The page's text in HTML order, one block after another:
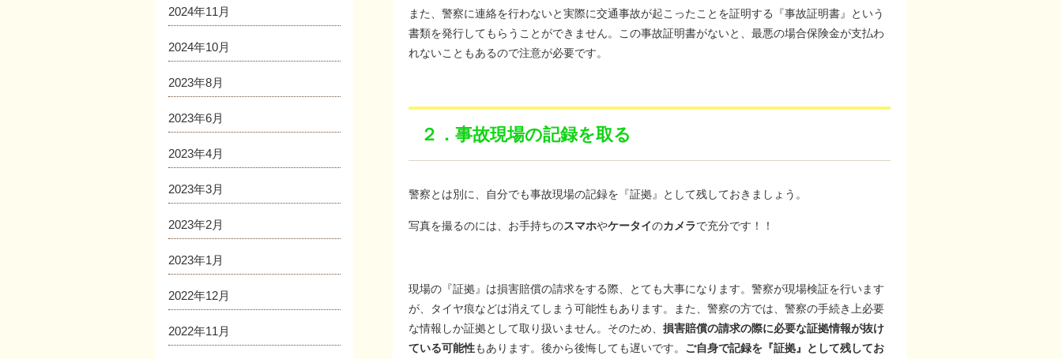
また、警察に連絡を行わないと実際に交通事故が起こったことを証明する『事故証明書』という
書類を発行してもらうことができません。この事故証明書がないと、最悪の場合保険金が支払わ
れないこともあるので注意が必要です。
２．事故現場の記録を取る
警察とは別に、自分でも事故現場の記録を『証拠』として残しておきましょう。
写真を撮るのには、お手持ちのスマホやケータイのカメラで充分です！！
現場の『証拠』は損害賠償の請求をする際、とても大事になります。警察が現場検証を行います
が、タイヤ痕などは消えてしまう可能性もあります。また、警察の方では、警察の手続き上必要
な情報しか証拠として取り扱いません。そのため、 損害賠償の請求の際に必要な証拠情報が抜け
ている可能性もあります。後から後悔しても遅いです。 ご自身で記録を『証拠』として残してお
2024年11月
2024年10月
2023年8月
2023年6月
2023年4月
2023年3月
2023年2月
2023年1月
2022年12月
2022年11月